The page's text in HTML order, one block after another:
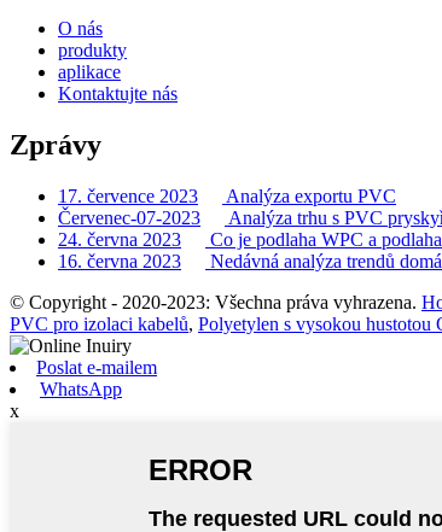
O nás
produkty
aplikace
Kontaktujte nás
Zprávy
17. července 2023
Analýza exportu PVC
Červenec-07-2023
Analýza trhu s PVC
24. června 2023
Co je podlaha WPC a
16. června 2023
Nedávná analýza trendů
© Copyright - 2020-2023: Všechna práva vyhrazena.
PVC pro izolaci kabelů, Polyetylen s vysokou hustotou
Poslat e-mailem
WhatsApp
x